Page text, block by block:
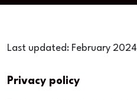
Last updated: February 2024
Privacy policy